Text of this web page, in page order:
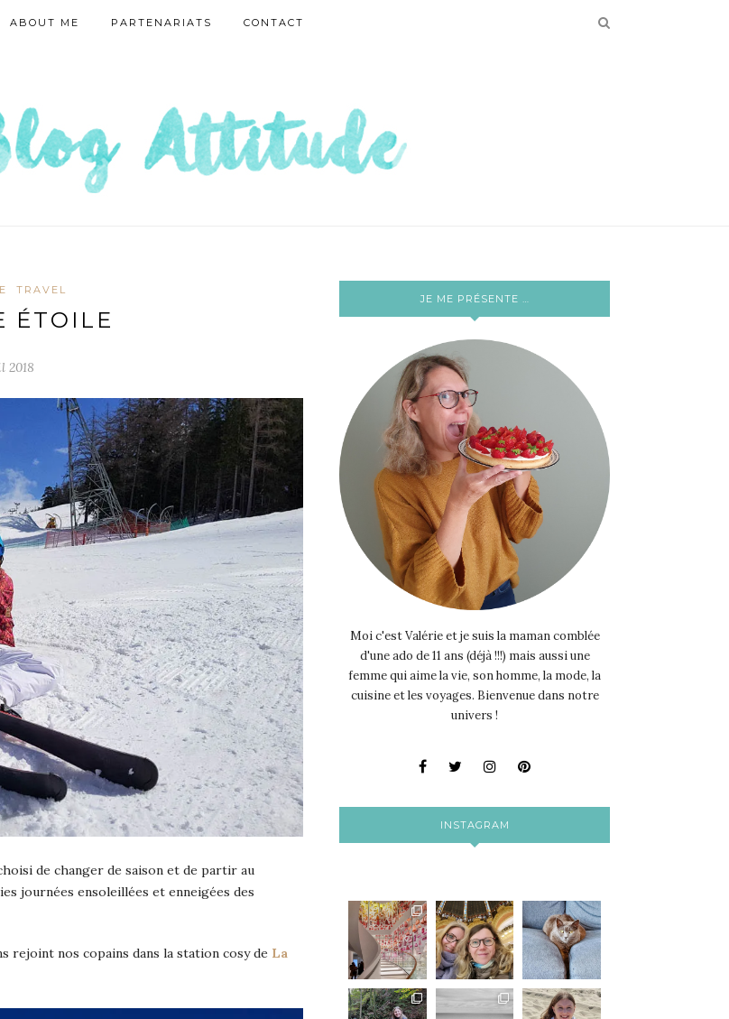
ABOUT ME PARTENARIATS CONTACT
TRAVEL
ÉTOILE
2018
de changer de saison et de partir au
journées ensoleillées et enneigées des
rejoint nos copains dans la station cosy de La
JE ME PRÉSENTE …
Moi c'est Valérie et je suis la maman comblée
d'une ado de 11 ans (déjà !!!) mais aussi une
femme qui aime la vie, son homme, la mode, la
cuisine et les voyages. Bienvenue dans notre
univers !
INSTAGRAM